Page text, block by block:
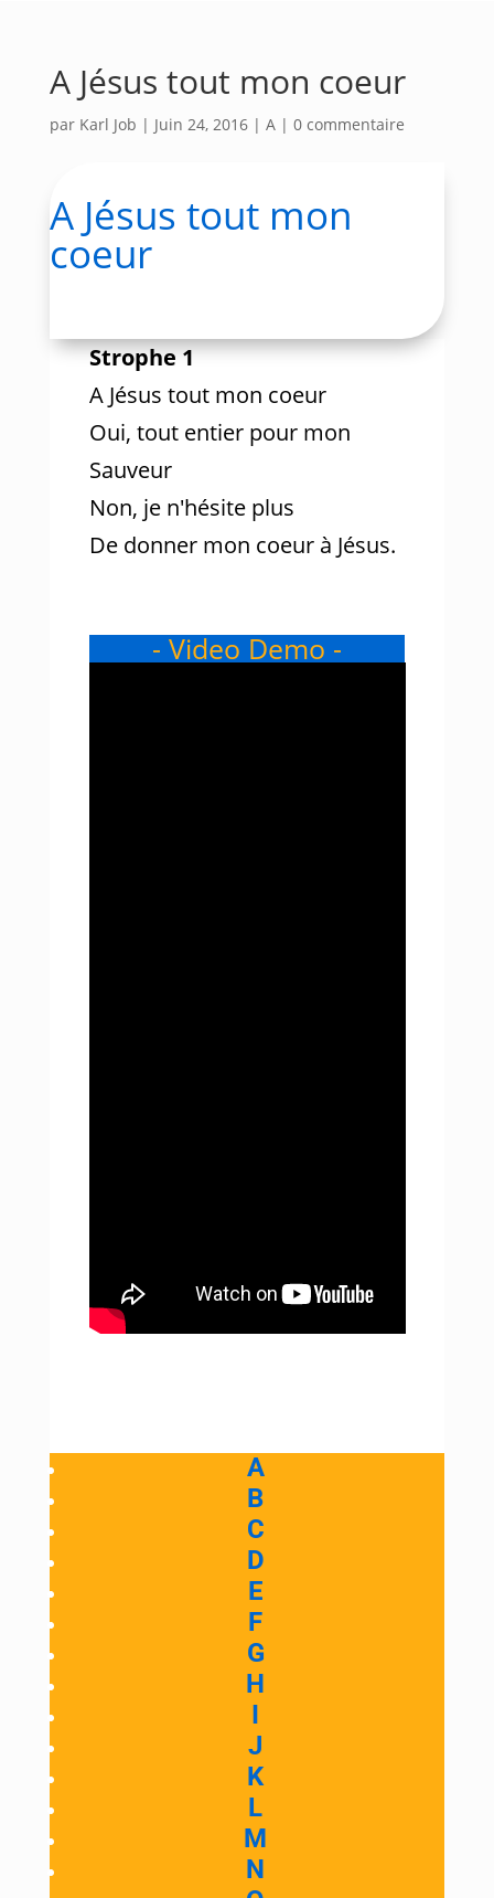
A Jésus tout mon coeur
par Karl Job | Juin 24, 2016| A| 0 commentaire
A Jésus tout mon
coeur
Strophe 1
A Jésus tout mon coeur
Oui, tout entier pour mon
Sauveur
Non, je n'hésite plus
De donner mon coeur à Jésus.
- Video Demo -
A
B
C
D
E
F
G
H
I
J
K
L
M
N